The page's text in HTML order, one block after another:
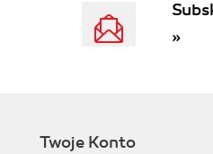
»
Twoje Konto